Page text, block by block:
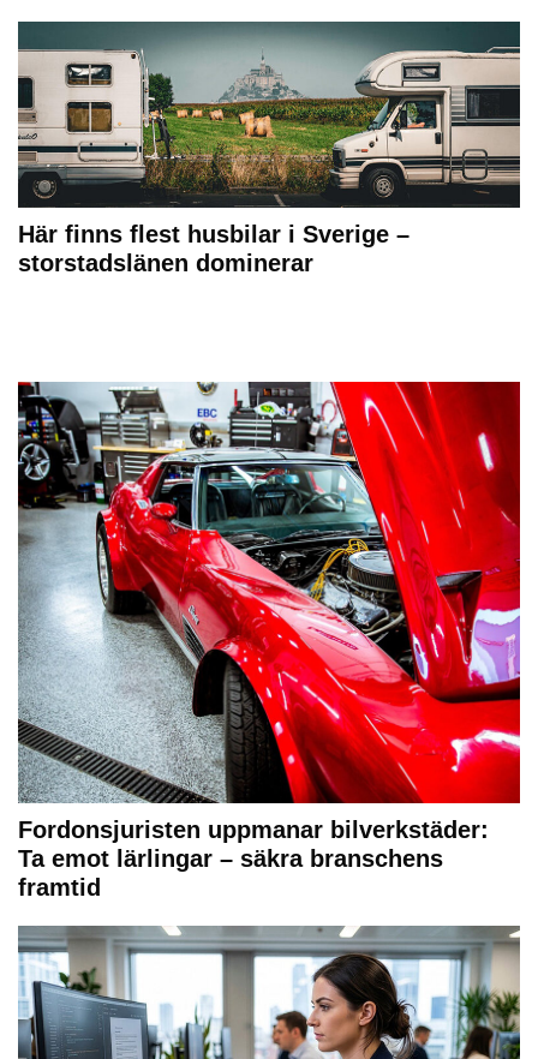
Här finns flest husbilar i Sverige –
storstadslänen dominerar
Fordonsjuristen uppmanar bilverkstäder:
Ta emot lärlingar – säkra branschens
framtid